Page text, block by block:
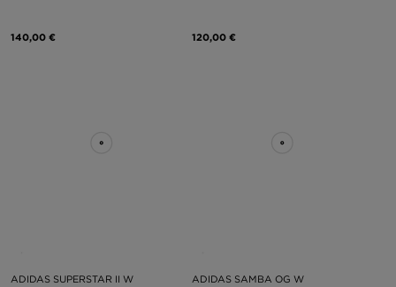
140,00 € 120,00 €
ADIDAS SUPERSTAR II W ADIDAS SAMBA OG W